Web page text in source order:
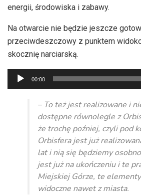
energii, środowiska i zabawy.
Na otwarcie nie będzie jeszcze
przeciwdeszczowy z punktem
skocznię narciarską.
Odtwarzacz
plików
dźwiękowych
00:00
– To też jest realizowane i
dostępne równolegle z
że trochę poźniej, czyli pod
Orbisfera jest już
lat i nią się będziemy
jest już na ukończeniu i te
Miejskiej Górze, te
widoczne nawet z miasta.